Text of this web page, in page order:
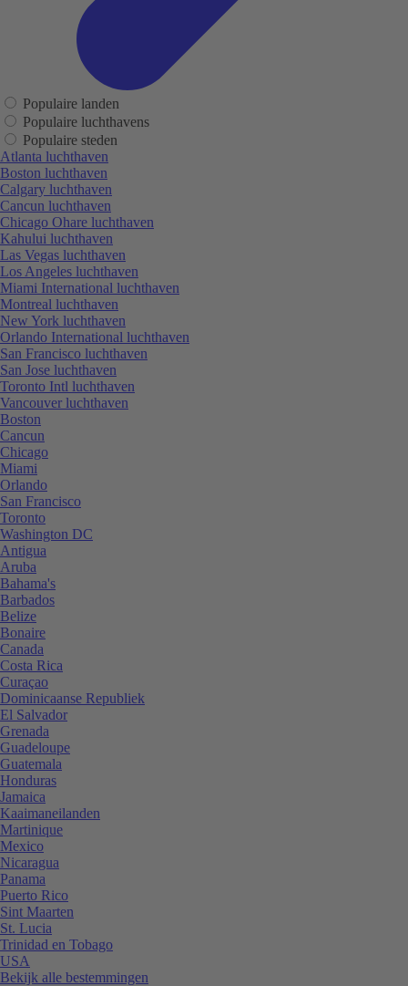
Populaire landen
Populaire luchthavens
Populaire steden
Atlanta luchthaven
Boston luchthaven
Calgary luchthaven
Cancun luchthaven
Chicago Ohare luchthaven
Kahului luchthaven
Las Vegas luchthaven
Los Angeles luchthaven
Miami International luchthaven
Montreal luchthaven
New York luchthaven
Orlando International luchthaven
San Francisco luchthaven
San Jose luchthaven
Toronto Intl luchthaven
Vancouver luchthaven
Boston
Cancun
Chicago
Miami
Orlando
San Francisco
Toronto
Washington DC
Antigua
Aruba
Bahama's
Barbados
Belize
Bonaire
Canada
Costa Rica
Curaçao
Dominicaanse Republiek
El Salvador
Grenada
Guadeloupe
Guatemala
Honduras
Jamaica
Kaaimaneilanden
Martinique
Mexico
Nicaragua
Panama
Puerto Rico
Sint Maarten
St. Lucia
Trinidad en Tobago
USA
Bekijk alle bestemmingen